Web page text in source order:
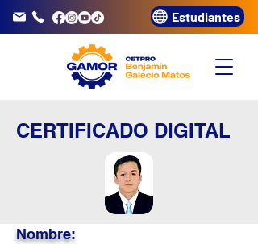
3320072 Estudiantes
CERTIFICADO DIGITAL
Nombre: